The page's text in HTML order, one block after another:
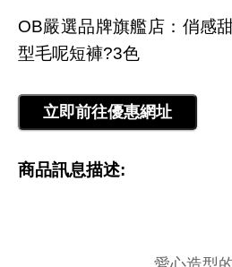
OB嚴選品牌旗艦店：俏感
型毛呢短褲?3色
商品訊息描述: